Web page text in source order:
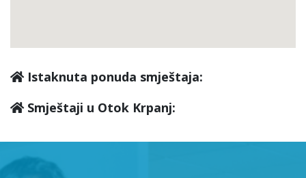
Istaknuta ponuda smještaja:
Smještaji u Otok Krpanj: